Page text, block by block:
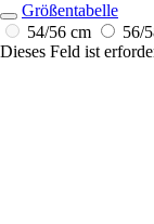
Größentabelle
54/56 cm
56/
Dieses Feld ist